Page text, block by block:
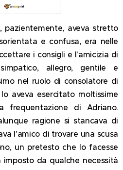
pazientemente, aveva stretto
e confusa, era nelle
i consigli e l'amicizia di
allegro, gentile e
nel ruolo di consolatore di
aveva esercitato moltissime
frequentazione di Adriano.
ragione si stancava di
l'amico di trovare una scusa
un pretesto che lo facesse
da qualche necessità